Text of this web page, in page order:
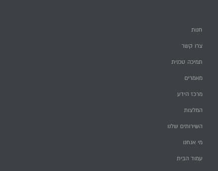
חנות
צרו קשר
תמיכה טכנית
מאמרים
מרכז הידע
המלצות
השירותים שלנו
מי אנחנו
עמוד הבית